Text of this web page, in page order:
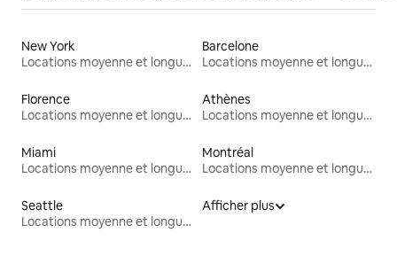
New York
Locations moyenne et longue durée
Barcelone
Locations moyenne et longue durée
Florence
Locations moyenne et longue durée
Athènes
Locations moyenne et longue durée
Miami
Locations moyenne et longue durée
Montréal
Locations moyenne et longue durée
Seattle
Locations moyenne et longue durée
Afficher plus